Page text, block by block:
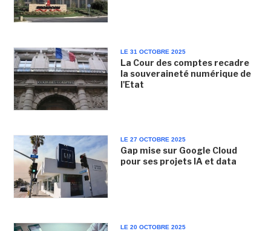
LE 31 OCTOBRE 2025
La Cour des comptes recadre
la souveraineté numérique de
l'Etat
LE 27 OCTOBRE 2025
Gap mise sur Google Cloud
pour ses projets IA et data
LE 20 OCTOBRE 2025